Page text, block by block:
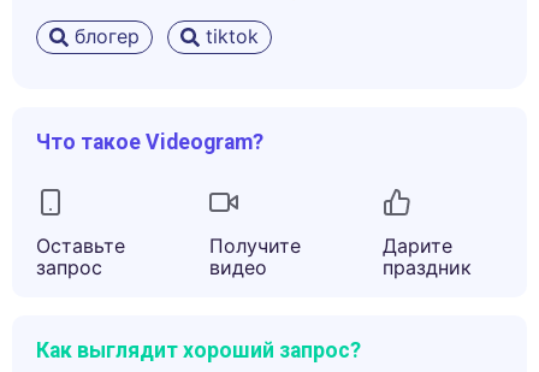
блогер tiktok
Что такое Videogram?
Оставьте
запрос
Получите
видео
Дарите
праздник
Как выглядит хороший запрос?